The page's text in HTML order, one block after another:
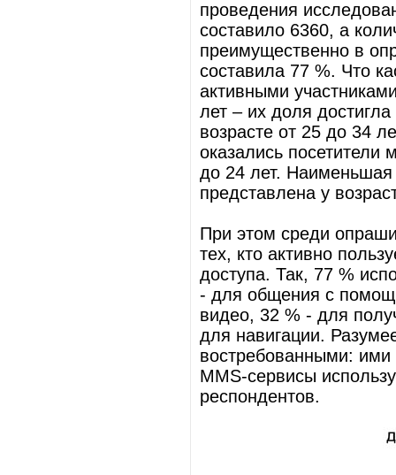
проведения
составило 6360, а
преимущественно в
составила 77 %. Что
активными
лет – их доля
возрасте от 25 до 34
оказались посетители
до 24 лет. Наименьшая
представлена у
При этом среди
тех, кто активно
доступа. Так, 77 %
- для общения с
видео, 32 % - для
для навигации.
востребованными:
MMS-сервисы
респондентов.